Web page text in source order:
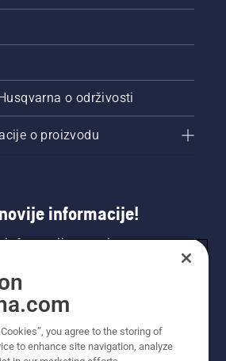
o održivosti
o proizvodu
informacije!
informacije o novim
za naš bilten.
you agree to the storing of
to enhance site navigation, analyze